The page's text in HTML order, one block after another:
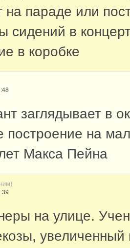
на параде или
сидений в
в коробке
заглядывает в
построение на
Макса Пейна
на улице.
увеличенный